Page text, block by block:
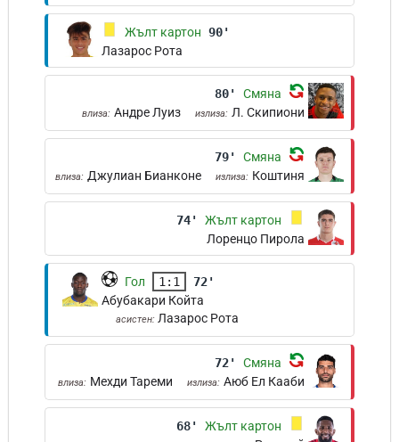
Жълт картон 90'
Лазарос Рота
80' Смяна
влиза: Андре Луиз излиза: Л. Скипиони
79' Смяна
влиза: Джулиан Бианконе излиза: Коштиня
74'
Жълт картон
Лоренцо Пирола
Гол 1:1
72'
Абубакари Койта
асистен: Лазарос Рота
72' Смяна
влиза: Мехди Тареми излиза: Аюб Ел Кааби
68'
Жълт картон